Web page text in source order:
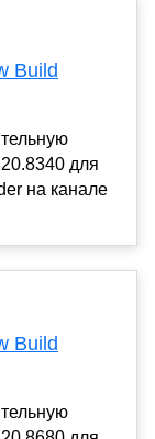
Build
для
на канале
Build